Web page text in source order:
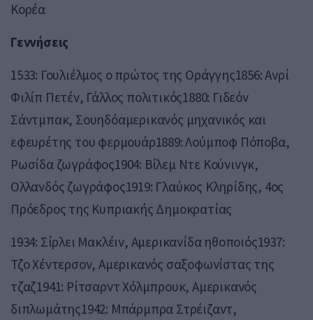
Κορέα
Γεννήσεις
1533: Γουλιέλμος ο πρώτος της Οράγγης1856: Ανρί
Φιλίπ Πετέν, Γάλλος πολιτικός1880: Γιδεόν
Σάντμπακ, Σουηδόαμερικανός μηχανικός και
εφευρέτης του φερμουάρ1889: Λούμποφ Πόποβα,
Ρωσίδα ζωγράφος1904: Βίλεμ Ντε Κούνινγκ,
Ολλανδός ζωγράφος1919: Γλαύκος Κληρίδης, 4ος
Πρόεδρος της Κυπριακής Δημοκρατίας
1934: Σίρλει Μακλέιν, Αμερικανίδα ηθοποιός1937:
Τζο Χέντερσον, Αμερικανός σαξοφωνίστας της
τζαζ1941: Ρίτσαρντ Χόλμπρουκ, Αμερικανός
διπλωμάτης1942: Μπάρμπρα Στρέιζαντ,